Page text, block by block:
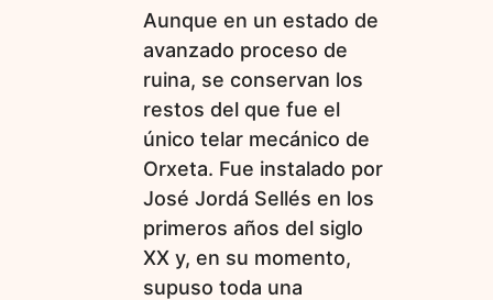
Aunque en un estado de
avanzado proceso de
ruina, se conservan los
restos del que fue el
único telar mecánico de
Orxeta. Fue instalado por
José Jordá Sellés en los
primeros años del siglo
XX y, en su momento,
supuso toda una